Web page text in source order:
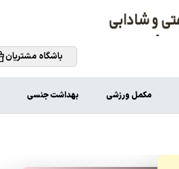
باشگاه مشتریان
مکمل ورزشی بهداشت جنسی